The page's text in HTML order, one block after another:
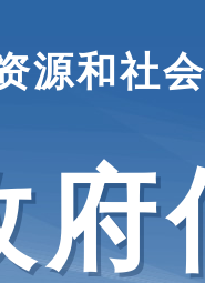
源和社
府